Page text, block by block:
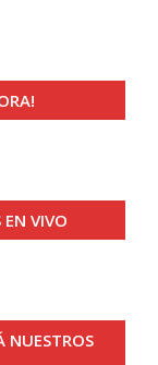
EN VIVO
NUESTROS